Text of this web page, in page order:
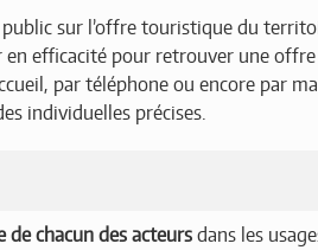
sur l’offre touristique du
en efficacité pour retrouver une
par téléphone ou encore par
individuelles précises.
chacun des acteurs dans les